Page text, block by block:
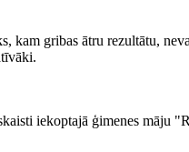
kam gribas ātru rezultātu,
iekoptajā ģimenes māju